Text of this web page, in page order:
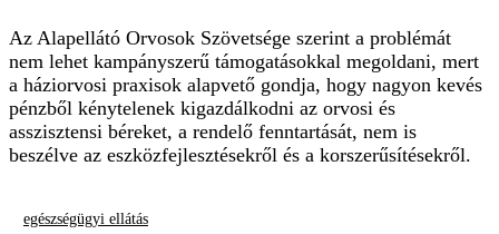
Az Alapellátó Orvosok Szövetsége szerint a problémát
nem lehet kampányszerű támogatásokkal megoldani, mert
a háziorvosi praxisok alapvető gondja, hogy nagyon kevés
pénzből kénytelenek kigazdálkodni az orvosi és
asszisztensi béreket, a rendelő fenntartását, nem is
beszélve az eszközfejlesztésekről és a korszerűsítésekről.
egészségügyi ellátás